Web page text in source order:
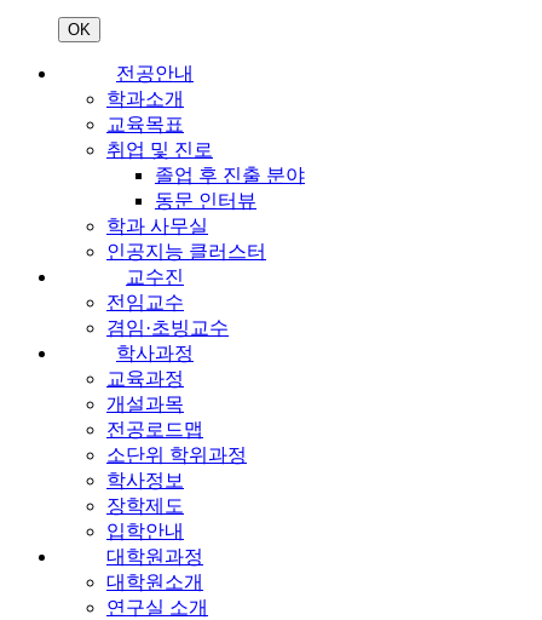
OK
전공안내
학과소개
교육목표
취업 및 진로
졸업 후 진출 분야
동문 인터뷰
학과 사무실
인공지능 클러스터
교수진
전임교수
겸임·초빙교수
학사과정
교육과정
개설과목
전공로드맵
소단위 학위과정
학사정보
장학제도
입학안내
대학원과정
대학원소개
연구실 소개